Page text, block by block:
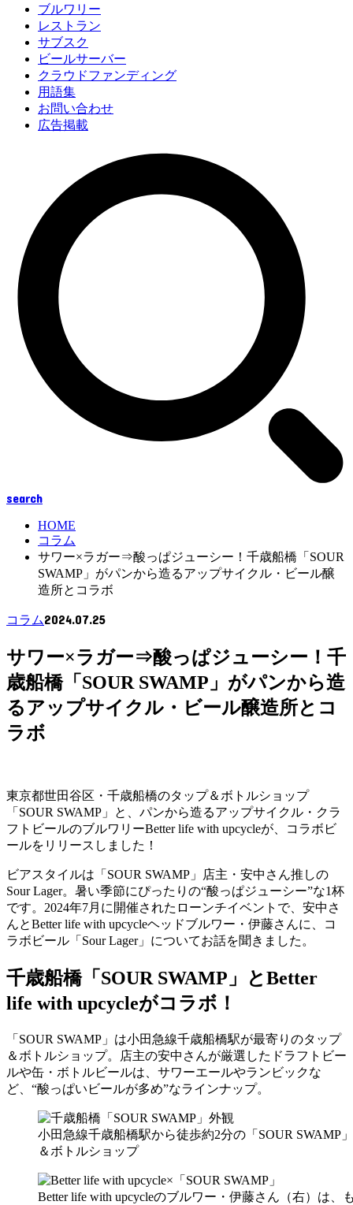
ブルワリー
レストラン
サブスク
ビールサーバー
クラウドファンディング
用語集
お問い合わせ
広告掲載
search
HOME
コラム
サワー×ラガー⇒酸っぱジューシー！千歳船橋「SOUR
SWAMP」がパンから造るアップサイクル・ビール醸
造所とコラボ
コラム2024.07.25
サワー×ラガー⇒酸っぱジューシー！千
歳船橋「SOUR SWAMP」がパンから造
るアップサイクル・ビール醸造所とコ
ラボ
東京都世田谷区・千歳船橋のタップ＆ボトルショップ
「SOUR SWAMP」と、パンから造るアップサイクル・クラ
フトビールのブルワリーBetter life with upcycleが、コラボビ
ールをリリースしました！
ビアスタイルは「SOUR SWAMP」店主・安中さん推しの
Sour Lager。暑い季節にぴったりの“酸っぱジューシー”な1杯
です。2024年7月に開催されたローンチイベントで、安中さ
んとBetter life with upcycleヘッドブルワー・伊藤さんに、コ
ラボビール「Sour Lager」についてお話を聞きました。
千歳船橋「SOUR SWAMP」とBetter
life with upcycleがコラボ！
「SOUR SWAMP」は小田急線千歳船橋駅が最寄りのタップ
＆ボトルショップ。店主の安中さんが厳選したドラフトビー
ルや缶・ボトルビールは、サワーエールやランビックな
ど、“酸っぱいビールが多め”なラインナップ。
小田急線千歳船橋駅から徒歩約2分の「SOUR SWAMP
＆ボトルショップ
Better life with upcycleのブルワー・伊藤さん（右）は